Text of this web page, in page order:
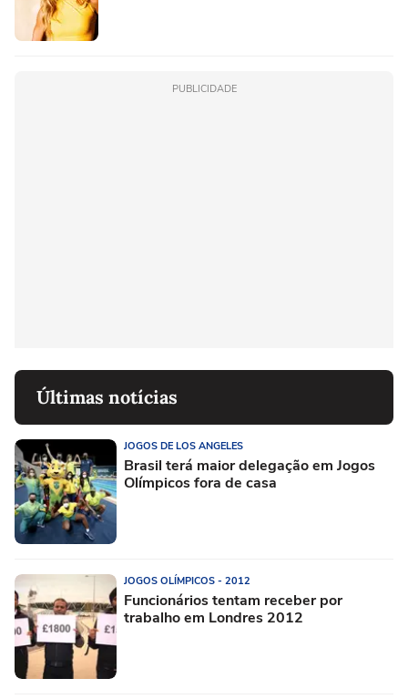
PUBLICIDADE
Últimas notícias
JOGOS DE LOS ANGELES
Brasil terá maior delegação em Jogos
Olímpicos fora de casa
JOGOS OLÍMPICOS - 2012
Funcionários tentam receber por
trabalho em Londres 2012